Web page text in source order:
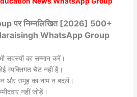
पर निम्नलिखित [2026] 500+
WhatsApp Group
का सम्मान करें।
व्यक्तिगत चैट नहीं हैं।
और समूह का नाम न बदलें।
नहीं जोड़ें।